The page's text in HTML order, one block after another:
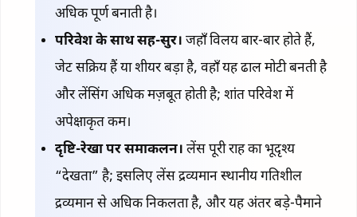
अधिक पूर्ण बनाती है।
परिवेश के साथ सह-सुर। जहाँ विलय बार-बार होते हैं,
जेट सक्रिय हैं या शीयर बड़ा है, वहाँ यह ढाल मोटी बनती है
और लेंसिंग अधिक मज़बूत होती है; शांत परिवेश में
अपेक्षाकृत कम।
दृष्टि-रेखा पर समाकलन। लेंस पूरी राह का भूदृश्य
“देखता” है; इसलिए लेंस द्रव्यमान स्थानीय गतिशील
द्रव्यमान से अधिक निकलता है, और यह अंतर बड़े-पैमाने